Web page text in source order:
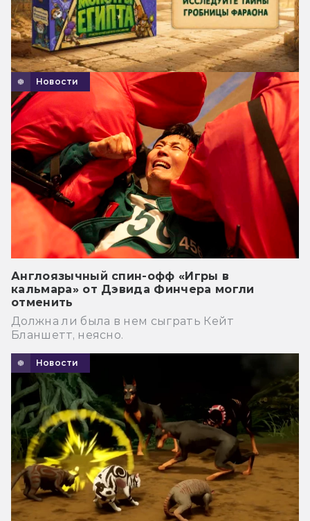
Новости
Англоязычный спин-офф «Игры в
кальмара» от Дэвида Финчера могли
отменить
Должна ли была в нем сыграть Кейт
Бланшетт, неясно.
Новости